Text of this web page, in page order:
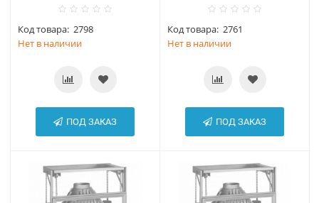
Код товара: 2798
Нет в наличии
ПОД ЗАКАЗ
Код товара: 2761
Нет в наличии
ПОД ЗАКАЗ